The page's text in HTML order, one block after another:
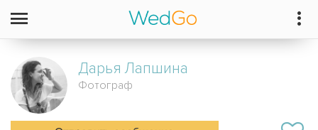
Дарья Лапшина
Фотограф